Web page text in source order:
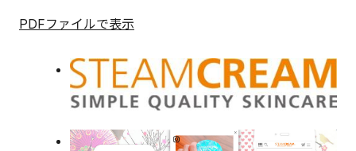
PDFファイルで表示